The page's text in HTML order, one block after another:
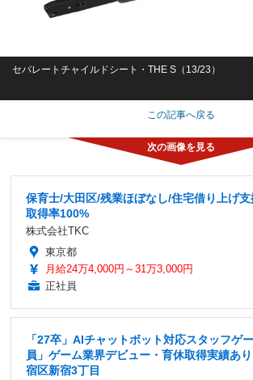
セパレートチャイルドシート・THE S（13/23）
この記事へ戻る
保育士/大田区/残業ほぼなし/住宅借り上げ
取得率100%
株式会社TKC
東京都
月給24万4,000円～31万3,000円
正社員
「27卒」AIチャットボット対応スタッフゲ
員」ゲーム業界デビュー・育休取得実績あ
宿区新宿3丁目